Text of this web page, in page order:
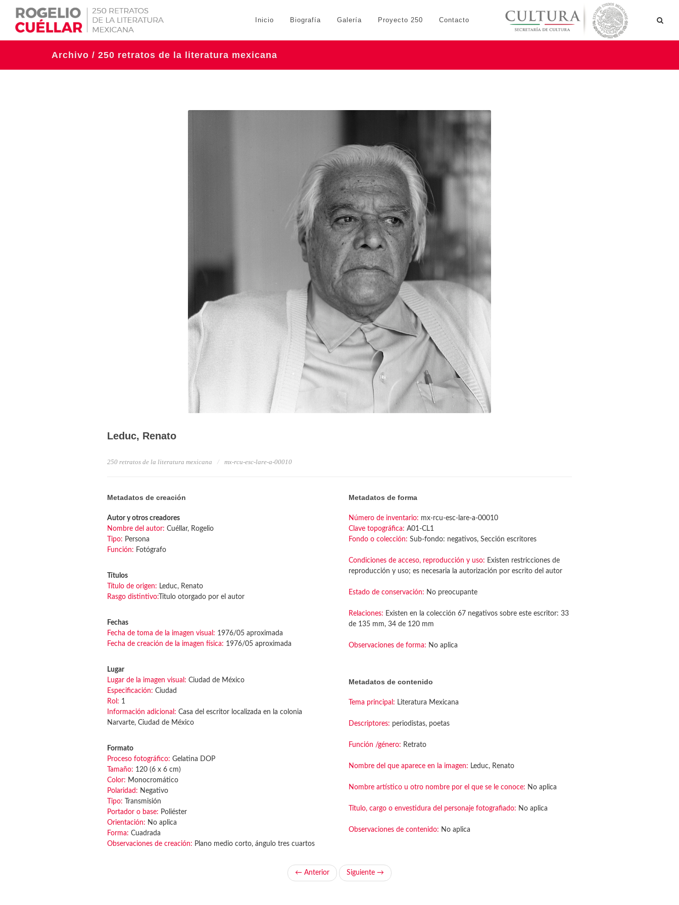
Inicio Biografía Galería Proyecto 250 Contacto
Archivo / 250 retratos de la literatura mexicana
Leduc, Renato
250 retratos de la literatura mexicana mx-rcu-esc-lare-a-00010
Metadatos de creación
Autor y otros creadores
Nombre del autor: Cuéllar, Rogelio
Tipo: Persona
Función: Fotógrafo
Títulos
Título de origen: Leduc, Renato
Rasgo distintivo: Título otorgado por el autor
Fechas
Fecha de toma de la imagen visual: 1976/05 aproximada
Fecha de creación de la imagen física: 1976/05 aproximada
Lugar
Lugar de la imagen visual: Ciudad de México
Especificación: Ciudad
Rol: 1
Información adicional: Casa del escritor localizada en la colonia
Narvarte, Ciudad de México
Formato
Proceso fotográfico: Gelatina DOP
Tamaño: 120 (6 x 6 cm)
Color: Monocromático
Polaridad: Negativo
Tipo: Transmisión
Portador o base: Poliéster
Orientación: No aplica
Forma: Cuadrada
Observaciones de creación: Plano medio corto, ángulo tres cuartos
Metadatos de forma
Número de inventario: mx-rcu-esc-lare-a-00010
Clave topográfica: A01-CL1
Fondo o colección: Sub-fondo: negativos, Sección escritores
Condiciones de acceso, reproducción y uso: Existen restricciones de
reproducción y uso; es necesaria la autorización por escrito del autor
Estado de conservación: No preocupante
Relaciones: Existen en la colección 67 negativos sobre este escritor: 33
de 135 mm, 34 de 120 mm
Observaciones de forma: No aplica
Metadatos de contenido
Tema principal: Literatura Mexicana
Descriptores: periodistas, poetas
Función /género: Retrato
Nombre del que aparece en la imagen: Leduc, Renato
Nombre artístico u otro nombre por el que se le conoce: No aplica
Título, cargo o envestidura del personaje fotografiado: No aplica
Observaciones de contenido: No aplica
← Anterior Siguiente →